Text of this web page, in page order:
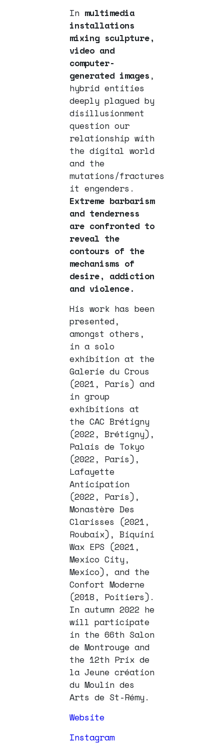
In multimedia
installations
mixing sculpture,
video and
computer-
generated images ,
hybrid entities
deeply plagued by
disillusionment
question our
relationship with
the digital world
and the
mutations/fractures
it engenders.
Extreme barbarism
and tenderness
are confronted to
reveal the
contours of the
mechanisms of
desire, addiction
and violence.
His work has been
presented,
amongst others,
in a solo
exhibition at the
Galerie du Crous
(2021, Paris) and
in group
exhibitions at
the CAC Brétigny
(2022, Brétigny),
Palais de Tokyo
(2022, Paris),
Lafayette
Anticipation
(2022, Paris),
Monastère Des
Clarisses (2021,
Roubaix), Biquini
Wax EPS (2021,
Mexico City,
Mexico), and the
Confort Moderne
(2018, Poitiers).
In autumn 2022 he
will participate
in the 66th Salon
de Montrouge and
the 12th Prix de
la Jeune création
du Moulin des
Arts de St-Rémy.
Website
Instagram